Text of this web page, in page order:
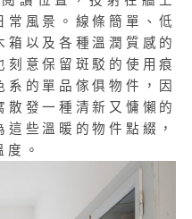
常風景。線條簡單、低
箱以及各種溫潤質感的
刻意保留斑駁的使用痕
系的單品傢俱物件，因
散發一種清新又慵懶的
些溫暖的物件點綴，
。